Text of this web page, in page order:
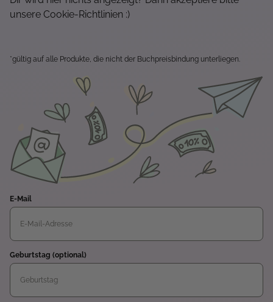
unsere Cookie-Richtlinien :)
*gültig auf alle Produkte, die nicht der Buchpreisbindung unterliegen.
E-Mail
Geburtstag (optional)